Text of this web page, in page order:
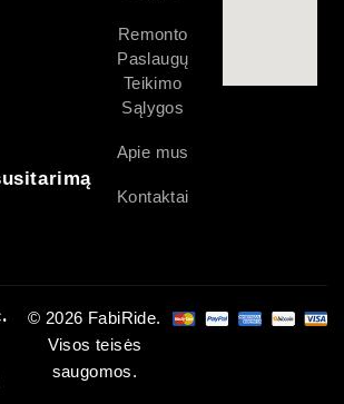
Remonto
Paslaugų
Teikimo
Sąlygos
Apie mus
Kontaktai
© 2026 FabiRide.
Visos teisės
saugomos.